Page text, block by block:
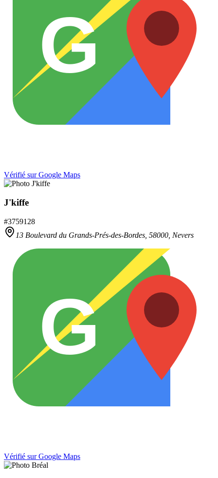
G
Vérifié sur Google Maps
J'kiffe
#3759128
13 Boulevard du Grands-Prés-des-Bordes, 58000 Nevers
G
Vérifié sur Google Maps